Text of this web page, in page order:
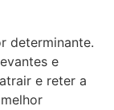
determinante.
e
e reter a